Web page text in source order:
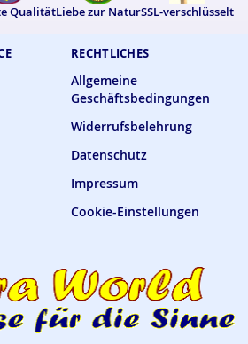
RECHTLICHES
Allgemeine
Geschäftsbedingungen
Widerrufsbelehrung
Datenschutz
Impressum
Cookie-Einstellungen
QualitätLiebe zur NaturSSL-verschlüsselt